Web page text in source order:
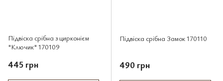
Підвіска срібна з цирконієм
"Ключик" 170109
445 грн
Підвіска срібна Замок 170110
490 грн